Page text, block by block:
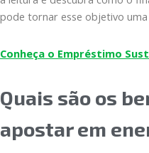
pode tornar esse objetivo uma
Conheça o Empréstimo
Quais são os
apostar em